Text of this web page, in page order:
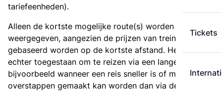
Tickets
tariefeenheden).
Alleen de kortste mogelijke route(s) worden
weergegeven, aangezien de prijzen van treintickets
gebaseerd worden op de kortste afstand. Het is
echter toegestaan om te reizen via een langere route,
bijvoorbeeld wanneer een reis sneller is of met minder
overstappen gemaakt kan worden dan via de kortste